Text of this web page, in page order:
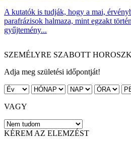
A kutatók is tudják, hogy a mai,
parafrázisok halmaza, mint egzakt
gyűjtemény...
SZEMÉLYRE SZABOTT
Adja meg születési időpontját!
VAGY
KÉREM AZ ELEMZÉST